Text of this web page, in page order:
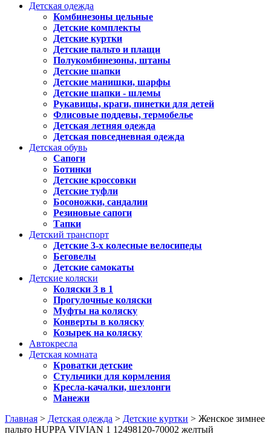
Детская одежда
Комбинезоны цельные
Детские комплекты
Детские куртки
Детские пальто и плащи
Полукомбинезоны, штаны
Детские шапки
Детские манишки, шарфы
Детские шапки - шлемы
Рукавицы, краги, пинетки для детей
Флисовые поддевы, термобелье
Детская летняя одежда
Детская повседневная одежда
Детская обувь
Сапоги
Ботинки
Детские кроссовки
Детские туфли
Босоножки, сандалии
Резиновые сапоги
Тапки
Детский транспорт
Детские 3-х колесные велосипеды
Беговелы
Детские самокаты
Детские коляски
Коляски 3 в 1
Прогулочные коляски
Муфты на коляску
Конверты в коляску
Козырек на коляску
Автокресла
Детская комната
Кроватки детские
Стульчики для кормления
Кресла-качалки, шезлонги
Манежи
Главная > Детская одежда > Детские куртки > Женское зимнее
пальто HUPPA VIVIAN 1 12498120-70002 желтый